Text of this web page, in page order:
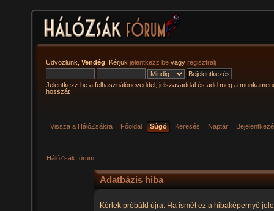
Üdvözlünk, Vendég . Kérjük jelentkezz be vagy regisztrálj
Jelentkezz be a felhasználóneveddel, jelszavaddal és add meg a
hosszát
Vissza a HálóZsákra Főoldal Súgó Keresés Naptár
HálóZsák fórum
Adatbázis hiba
Kérlek próbáld újra. Ha ismét ez a hibaképernyő